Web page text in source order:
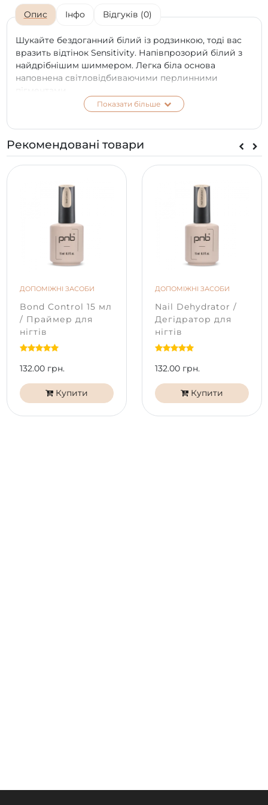
Опис Інфо Відгуків (0)
Шукайте бездоганний білий із родзинкою, тоді вас
вразить відтінок Sensitivity. Напівпрозорий білий з
найдрібнішим шиммером. Легка біла основа
наповнена світловідбиваючими перлинними
пігментами.
Вишуканіший і привабливіший білого блиску для
навіть стане найкращим нейл-цвітом для наречених.
Висока щільність пігментів, густа консистенція, що
самовирівнюється, легкий приємний аромат та
відмінна стійкість. З таким гель-лаком працюватиме
одне задоволення.
Колір на екрані телефону чи моніторі може
відрізнятися від справжнього відтінку в залежності
від типу матриці та її калібрування на вашому
пристрої.
Показати більше
Рекомендовані товари
ДОПОМІЖНІ ЗАСОБИ
Bond Control 15 мл
/ Праймер для
нігтів
132.00 грн.
Купити
ДОПОМІЖНІ ЗАСОБИ
Nail Dehydrator /
Дегідратор для
нігтів
132.00 грн.
Купити